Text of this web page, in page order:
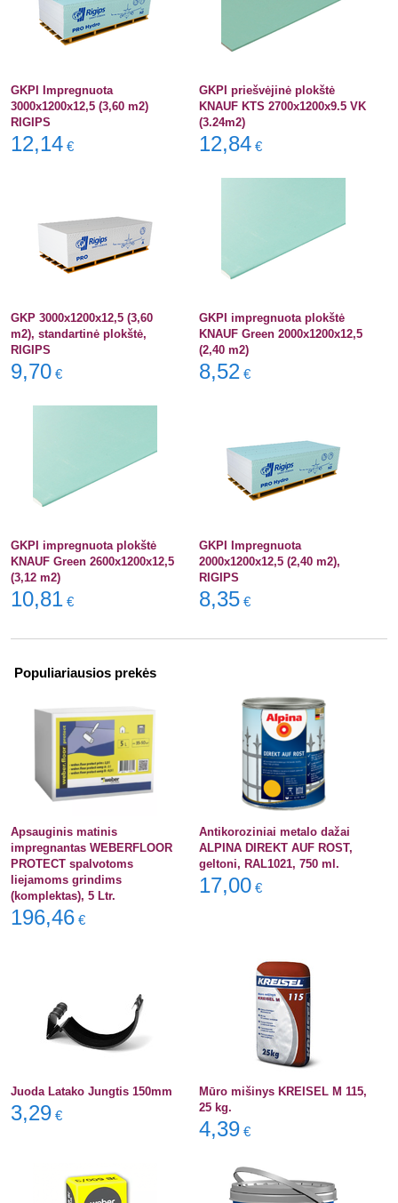
GKPI Impregnuota
3000x1200x12,5 (3,60 m2)
RIGIPS
12,14 €
GKPI priešvėjinė plokštė
KNAUF KTS 2700x1200x9.5 VK
(3.24m2)
12,84 €
GKP 3000x1200x12,5 (3,60
m2), standartinė plokštė,
RIGIPS
9,70 €
GKPI impregnuota plokštė
KNAUF Green 2000x1200x12,5
(2,40 m2)
8,52 €
GKPI impregnuota plokštė
KNAUF Green 2600x1200x12,5
(3,12 m2)
10,81 €
GKPI Impregnuota
2000x1200x12,5 (2,40 m2),
RIGIPS
8,35 €
Populiariausios prekės
Apsauginis matinis
impregnantas WEBERFLOOR
PROTECT spalvotoms
liejamoms grindims
(komplektas), 5 Ltr.
196,46 €
Antikoroziniai metalo dažai
ALPINA DIREKT AUF ROST,
geltoni, RAL1021, 750 ml.
17,00 €
Juoda Latako Jungtis 150mm
3,29 €
Mūro mišinys KREISEL M 115,
25 kg.
4,39 €